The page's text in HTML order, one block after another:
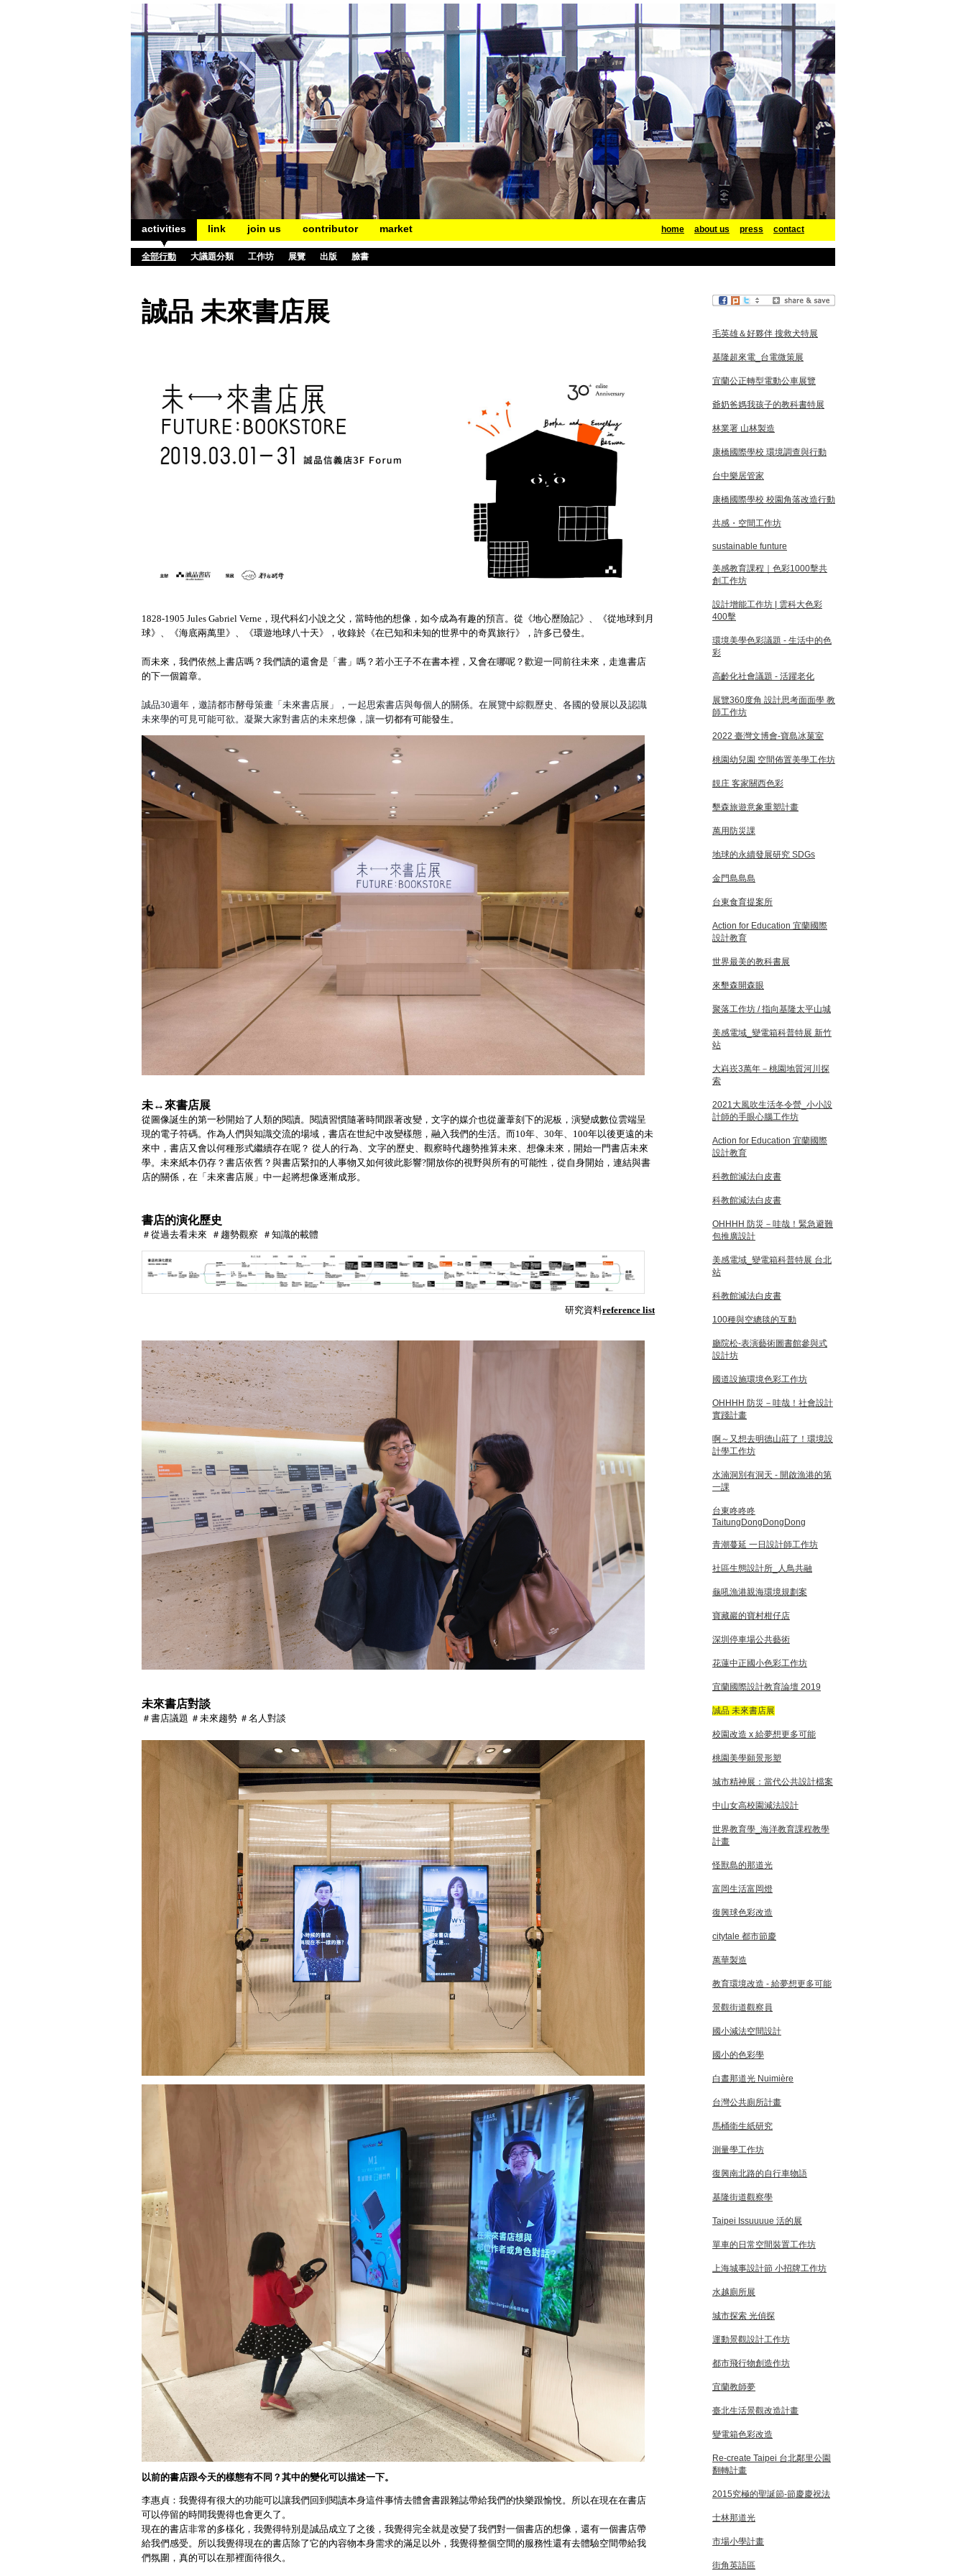
activities link join us contributor market home about us press contact
全部行動 大議題分類 工作坊 展覽 出版 臉書
誠品 未來書店展
1828-1905 Jules Gabriel Verne，現代科幻小說之父，當時他的想像，如今成為有趣的預言。從《地心歷險記》、《從地球到月
球》、《海底兩萬里》、《環遊地球八十天》，收錄於《在已知和未知的世界中的奇異旅行》，許多已發生。
而未來，我們依然上書店嗎？我們讀的還會是「書」嗎？若小王子不在書本裡，又會在哪呢？歡迎一同前往未來，走進書店
的下一個篇章。
誠品30週年，邀請都市酵母策畫「未來書店展」，一起思索書店與每個人的關係。在展覽中綜觀歷史、各國的發展以及認識
未來學的可見可能可欲。凝聚大家對書店的未來想像，讓一切都有可能發生。
未↔ 來書店展
從圖像誕生的第一秒開始了人類的閱讀。閱讀習慣隨著時間跟著改變，文字的媒介也從蘆葦刻下的泥板，演變成數位雲端呈
現的電子符碼。作為人們與知識交流的場域，書店在世紀中改變樣態，融入我們的生活。而10年、30年、100年以後更遠的未
來中，書店又會以何種形式繼續存在呢？ 從人的行為、文字的歷史、觀察時代趨勢推算未來、想像未來，開始一門書店未來
學。未來紙本仍存？書店依舊？與書店緊扣的人事物又如何彼此影響?開放你的視野與所有的可能性，從自身開始，連結與書
店的關係，在「未來書店展」中一起將想像逐漸成形。
書店的演化歷史
＃從過去看未來 ＃趨勢觀察 ＃知識的載體
研究資料reference list
未來書店對談
＃書店議題 ＃未來趨勢 ＃名人對談
以前的書店跟今天的樣態有不同？其中的變化可以描述一下。
李惠貞：我覺得有很大的功能可以讓我們回到閱讀本身這件事情去體會書跟雜誌帶給我們的快樂跟愉悅。所以在現在在書店
可以停留的時間我覺得也會更久了。
現在的書店非常的多樣化，我覺得特別是誠品成立了之後，我覺得完全就是改變了我們對一個書店的想像，還有一個書店帶
給我們感受。所以我覺得現在的書店除了它的內容物本身需求的滿足以外，我覺得整個空間的服務性還有去體驗空間帶給我
們氛圍，真的可以在那裡面待很久。
毛英雄＆好夥伴 搜救犬特展
基隆超來電_台電微策展
宜蘭公正轉型電動公車展覽
爺奶爸媽我孩子的教科書特展
林業署 山林製造
康橋國際學校 環境調查與行動
台中樂居管家
康橋國際學校 校園角落改造行動
共感・空間工作坊
sustainable funture
美感教育課程｜色彩1000擊共
創工作坊
設計增能工作坊 | 雲科大色彩
400擊
環境美學色彩議題 - 生活中的色
彩
高齡化社會議題 - 活躍老化
展覽360度角 設計思考面面學 教
師工作坊
2022 臺灣文博會-寶島冰菓室
桃園幼兒園 空間佈置美學工作坊
靚庄 客家關西色彩
墾森旅遊意象重塑計畫
萬用防災課
地球的永續發展研究 SDGs
金門島島島
台東食育提案所
Action for Education 宜蘭國際
設計教育
世界最美的教科書展
來墾森開森眼
聚落工作坊 / 指向基隆太平山城
美感電域_變電箱科普特展 新竹
站
大嵙崁3萬年－桃園地質河川探
索
2021大風吹生活冬令營_小小設
計師的手眼心腦工作坊
Action for Education 宜蘭國際
設計教育
科教館減法白皮書
科教館減法白皮書
OHHHH 防災－哇哉！緊急避難
包推廣設計
美感電域_變電箱科普特展 台北
站
科教館減法白皮書
100種與空總毯的互動
廳院松-表演藝術圖書館參與式
設計坊
國道設施環境色彩工作坊
OHHHH 防災－哇哉！社會設計
實踐計畫
啊～又想去明德山莊了！環境設
計學工作坊
水湳洞別有洞天 - 開啟漁港的第
一課
台東咚咚咚
TaitungDongDongDong
青潮蔓延 一日設計師工作坊
社區生態設計所_人鳥共融
龜吼漁港親海環境規劃案
寶藏巖的寶村柑仔店
深圳停車場公共藝術
花蓮中正國小色彩工作坊
宜蘭國際設計教育論壇 2019
誠品 未來書店展
校園改造 x 給夢想更多可能
桃園美學願景形塑
城市精神展：當代公共設計檔案
中山女高校園減法設計
世界教育學_海洋教育課程教學
計畫
怪獸島的那道光
富岡生活富岡燈
復興球色彩改造
citytale 都市節慶
萬華製造
教育環境改造 - 給夢想更多可能
景觀街道觀察員
國小減法空間設計
國小的色彩學
白晝那道光 Nuimière
台灣公共廁所計畫
馬桶衛生紙研究
測量學工作坊
復興南北路的自行車物語
基隆街道觀察學
Taipei Issuuuue 活的展
單車的日常空間裝置工作坊
上海城事設計節 小招牌工作坊
水越廁所展
城市探索 光偵探
運動景觀設計工作坊
都市飛行物創造作坊
宜蘭教師夢
臺北生活景觀改造計畫
變電箱色彩改造
Re-create Taipei 台北鄰里公園
翻轉計畫
2015究極的聖誕節-節慶慶祝法
士林那道光
市場小學計畫
街角英語區